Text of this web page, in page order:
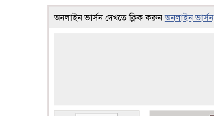
অনলাইন ভার্সন দেখতে ক্লিক করুনঅনলাইন ভার্সন